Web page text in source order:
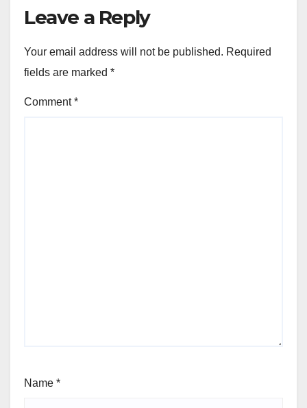
Leave a Reply
Your email address will not be published. Required
fields are marked *
Comment*
Name *